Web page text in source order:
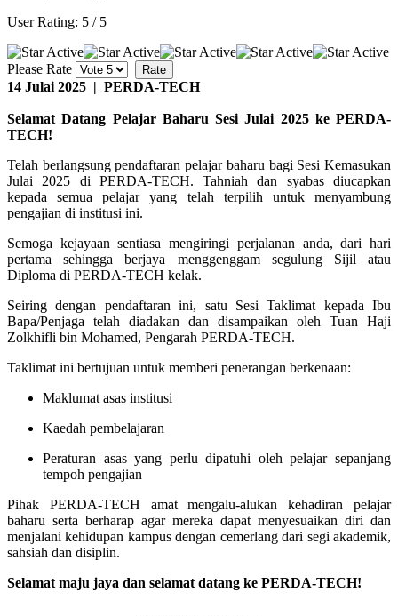
User Rating: 5 / 5
Please Rate
14 Julai 2025 | PERDA-TECH
Selamat Datang Pelajar Baharu Sesi Julai 2025 ke PERDA-
TECH!
Telah berlangsung pendaftaran pelajar baharu bagi Sesi Kemasukan
Julai 2025 di PERDA-TECH. Tahniah dan syabas diucapkan
kepada semua pelajar yang telah terpilih untuk menyambung
pengajian di institusi ini.
Semoga kejayaan sentiasa mengiringi perjalanan anda, dari hari
pertama sehingga berjaya menggenggam segulung Sijil atau
Diploma di PERDA-TECH kelak.
Seiring dengan pendaftaran ini, satu Sesi Taklimat kepada Ibu
Bapa/Penjaga telah diadakan dan disampaikan oleh Tuan Haji
Zolkhifli bin Mohamed, Pengarah PERDA-TECH.
Taklimat ini bertujuan untuk memberi penerangan berkenaan:
Maklumat asas institusi
Kaedah pembelajaran
Peraturan asas yang perlu dipatuhi oleh pelajar sepanjang
tempoh pengajian
Pihak PERDA-TECH amat mengalu-alukan kehadiran pelajar
baharu serta berharap agar mereka dapat menyesuaikan diri dan
menjalani kehidupan kampus dengan cemerlang dari segi akademik,
sahsiah dan disiplin.
Selamat maju jaya dan selamat datang ke PERDA-TECH!